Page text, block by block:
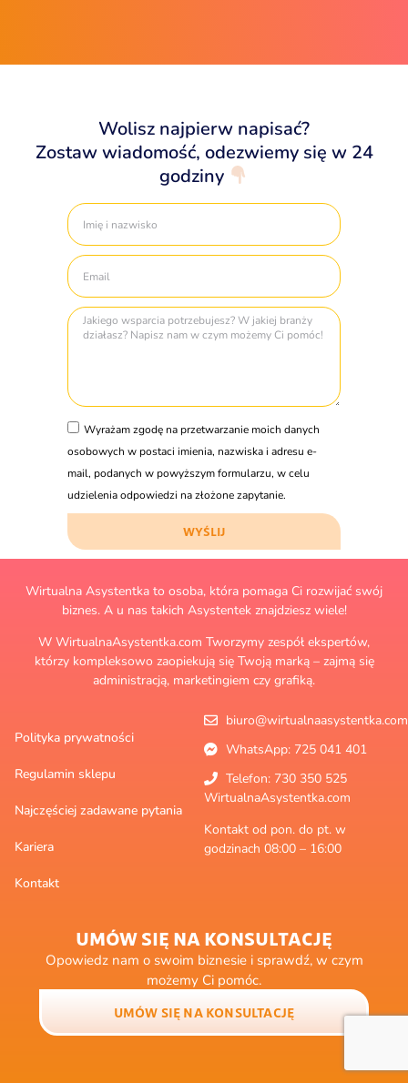
Wolisz najpierw napisać?
Zostaw wiadomość, odezwiemy się w 24
godziny
Wyrażam zgodę na przetwarzanie moich danych
osobowych w postaci imienia, nazwiska i adresu e-
mail, podanych w powyższym formularzu, w celu
udzielenia odpowiedzi na złożone zapytanie.
WYŚLIJ
Wirtualna Asystentka to osoba, która pomaga Ci rozwijać swój
biznes. A u nas takich Asystentek znajdziesz wiele!
W WirtualnaAsystentka.com Tworzymy zespół ekspertów,
którzy kompleksowo zaopiekują się Twoją marką – zajmą się
administracją, marketingiem czy grafiką.
Polityka prywatności
Regulamin sklepu
Najczęściej zadawane pytania
Kariera
Kontakt
biuro@wirtualnaasystentka.com
WhatsApp: 725 041 401
Telefon: 730 350 525
WirtualnaAsystentka.com
Kontakt od pon. do pt. w
godzinach 08:00 – 16:00
UMÓW SIĘ NA KONSULTACJĘ
Opowiedz nam o swoim biznesie i sprawdź, w czym
możemy Ci pomóc.
UMÓW SIĘ NA KONSULTACJĘ